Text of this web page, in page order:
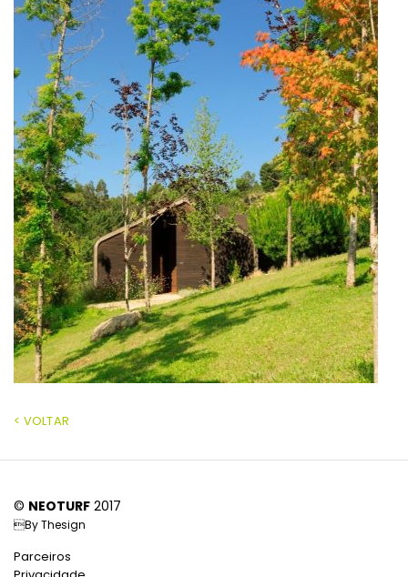
< VOLTAR
© NEOTURF 2017
ByThesign
Parceiros